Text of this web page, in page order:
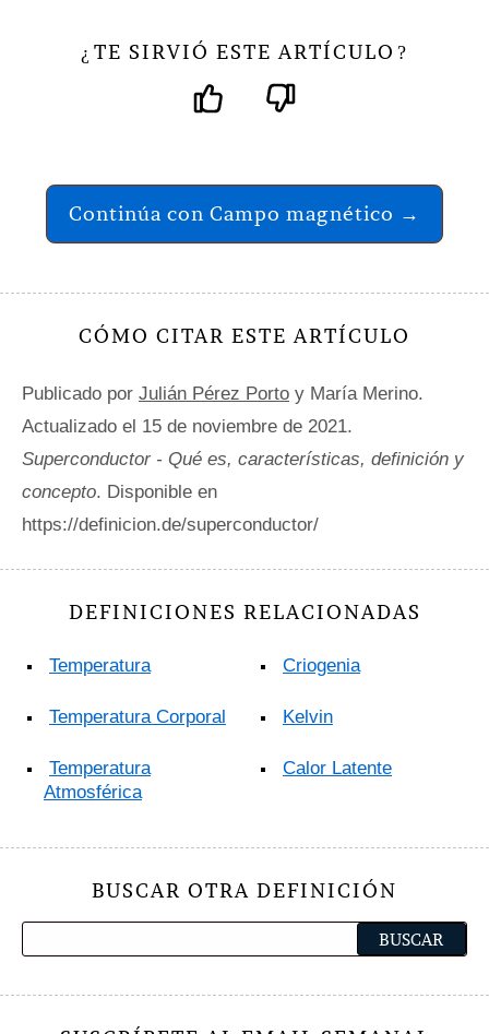
¿ TE SIRVIÓ ESTE ARTÍCULO ?
Continúa con Campo magnético →
CÓMO CITAR ESTE ARTÍCULO
Publicado por Julián Pérez Porto y María Merino.
Actualizado el 15 de noviembre de 2021.
Superconductor - Qué es, características, definición y
concepto. Disponible en
https://definicion.de/superconductor/
DEFINICIONES RELACIONADAS
Temperatura
Temperatura Corporal
Temperatura
Atmosférica
Criogenia
Kelvin
Calor Latente
BUSCAR OTRA DEFINICIÓN